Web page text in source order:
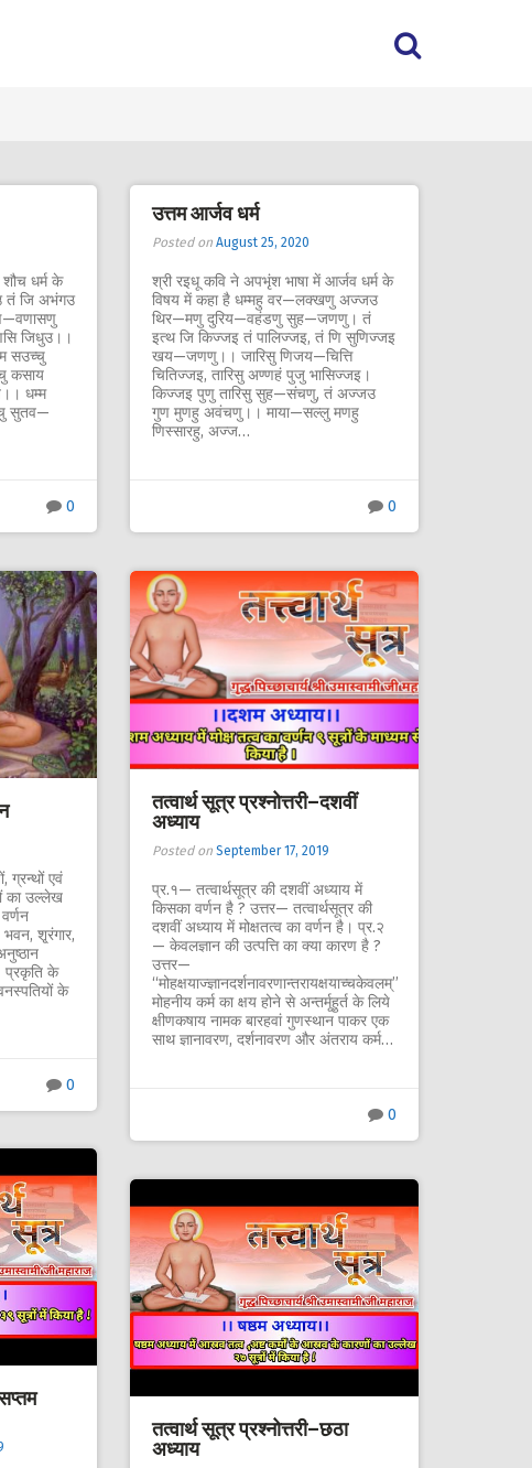
धर्म के
तं जि अभंगउ
जिधुउ।।
सउच्चु
कसाय
धम्म
सुतव—
0
उत्तम आर्जव धर्म
Posted on August 25, 2020
श्री रइधू कवि ने अपभृंश भाषा में आर्जव धर्म के
विषय में कहा है धम्महु वर—लक्खणु अज्जउ
थिर—मणु दुरिय—वहंडणु सुह—जणणु। तं
इत्थ जि किज्जइ तं पालिज्जइ, तं णि सुणिज्जइ
खय—जणणु।। जारिसु णिजय—चित्ति
चितिज्जइ, तारिसु अण्णहं पुजु भासिज्जइ।
किज्जइ पुणु तारिसु सुह—संचणु, तं अज्जउ
गुण मुणहु अवंचणु।। माया—सल्लु मणहु
णिस्सारहु, अज्ज…
0
ग्रन्थों एवं
का उल्लेख
भवन, शृ्रंगार,
प्रकृति के
के
0
तत्वार्थ सूत्र प्रश्नोत्तरी–दशवीं
अध्याय
Posted on September 17, 2019
प्र.१— तत्वार्थसूत्र की दशवीं अध्याय में
किसका वर्णन है ? उत्तर— तत्वार्थसूत्र की
दशवीं अध्याय में मोक्षतत्व का वर्णन है। प्र.२
— केवलज्ञान की उत्पत्ति का क्या कारण है ?
उत्तर—
‘‘मोहक्षयाज्ज्ञानदर्शनावरणान्तरायक्षयाच्चकेवलम्’’
मोहनीय कर्म का क्षय होने से अन्तर्मूहुर्त के लिये
क्षीणकषाय नामक बारहवां गुणस्थान पाकर एक
साथ ज्ञानावरण, दर्शनावरण और अंतराय कर्म…
0
तत्वार्थ सूत्र प्रश्नोत्तरी–छठा
अध्याय